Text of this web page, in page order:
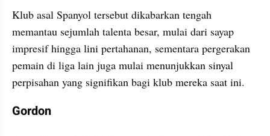
Klub asal Spanyol tersebut dikabarkan tengah
memantau sejumlah talenta besar, mulai dari sayap
impresif hingga lini pertahanan, sementara pergerakan
pemain di liga lain juga mulai menunjukkan sinyal
perpisahan yang signifikan bagi klub mereka saat ini.
Gordon